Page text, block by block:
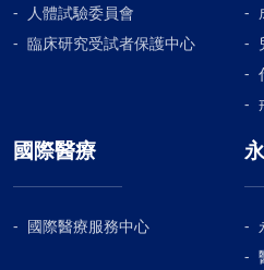
人體試驗委員會
臨床研究受試者保護中心
國際醫療
國際醫療服務中心